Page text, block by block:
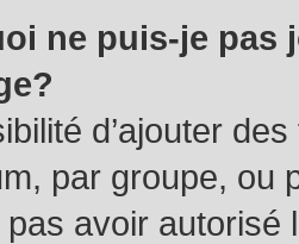
ne puis-je pas
d’ajouter
par groupe, ou
avoir autorisé